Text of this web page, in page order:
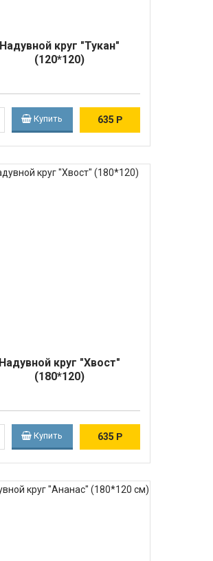
Надувной круг "Тукан"
(120*120)
Купить 635 Р
Надувной круг "Хвост"
(180*120)
Купить 635 Р